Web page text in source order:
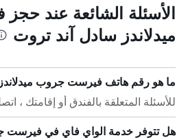
الأسئلة الشائعة عند
ميدلاندز سادل آند تروت
ما هو رقم هاتف فيرست جروب
للأسئلة المتعلقة بالفندق أو إقامتك ، اتصل على +27
هل تتوفر خدمة الواي فاي في فيرست